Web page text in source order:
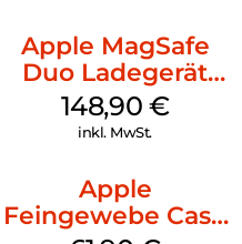
Apple MagSafe
Duo Ladegerät
Weiß
148,90 €
inkl. MwSt.
Apple
Feingewebe Case